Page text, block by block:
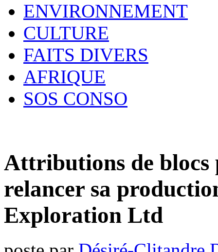
ENVIRONNEMENT
CULTURE
FAITS DIVERS
AFRIQUE
SOS CONSO
Attributions de blocs
relancer sa
Exploration Ltd